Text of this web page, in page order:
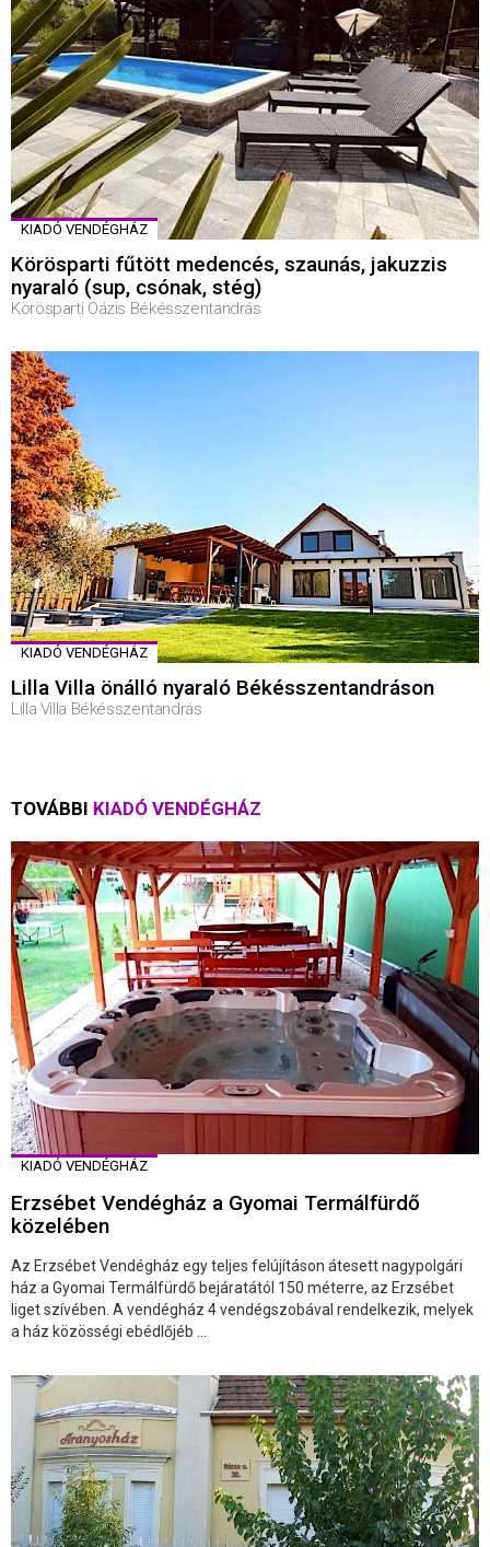
KIADÓ VENDÉGHÁZ
Körösparti fűtött medencés, szaunás, jakuzzis
nyaraló (sup, csónak, stég)
Körösparti Oázis Békésszentandrás
KIADÓ VENDÉGHÁZ
Lilla Villa önálló nyaraló Békésszentandráson
Lilla Villa Békésszentandrás
TOVÁBBI KIADÓ VENDÉGHÁZ
KIADÓ VENDÉGHÁZ
Erzsébet Vendégház a Gyomai Termálfürdő
közelében
Az Erzsébet Vendégház egy teljes felújításon átesett nagypolgári
ház a Gyomai Termálfürdő bejáratától 150 méterre, az Erzsébet
liget szívében. A vendégház 4 vendégszobával rendelkezik, melyek
a ház közösségi ebédlőjéb ...